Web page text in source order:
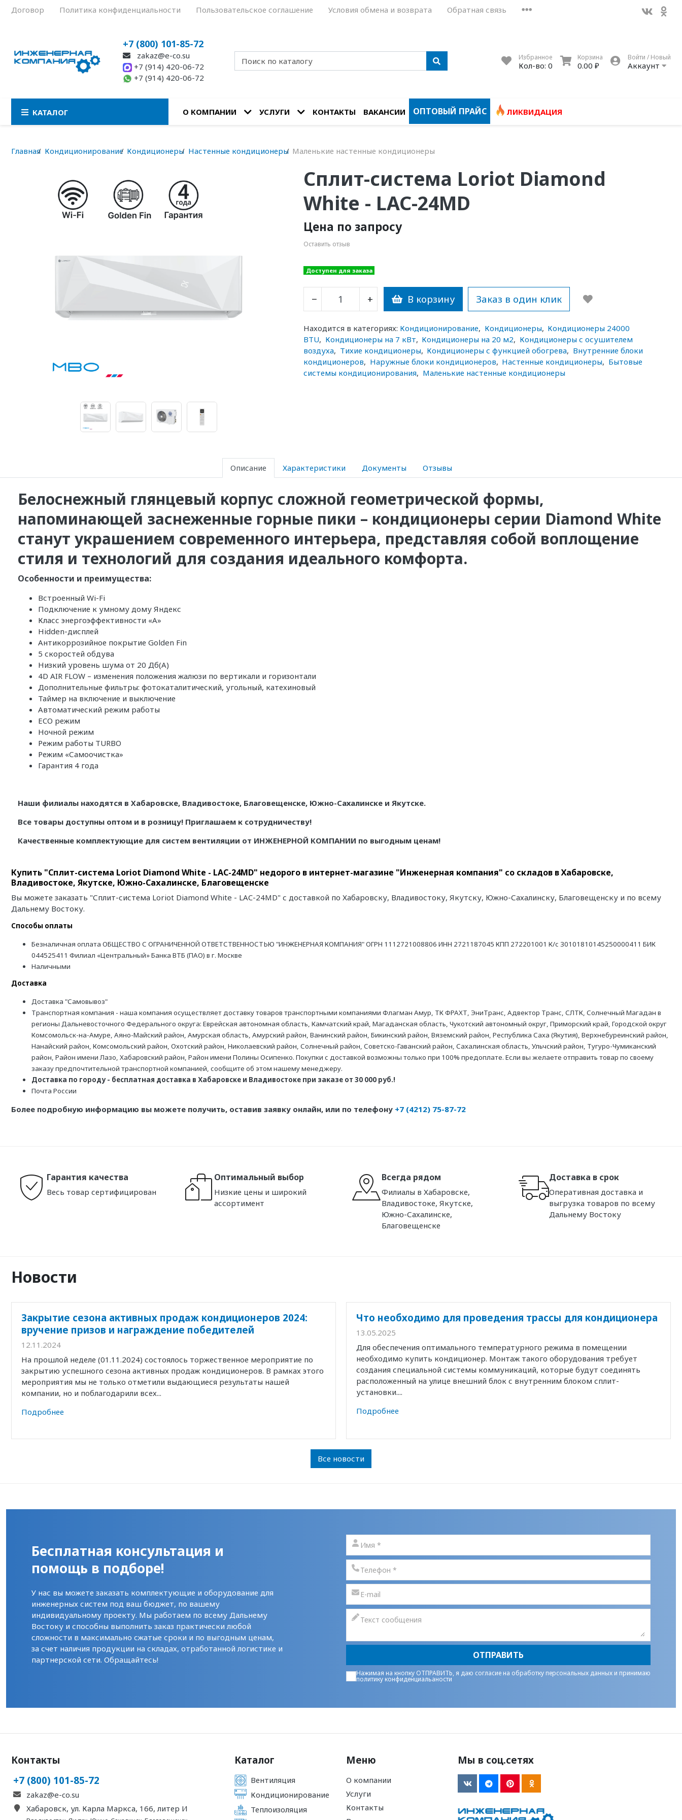
Договор Политика конфиденциальности Пользовательское соглашение Условия обмена и возврата Обратная связь
+7 (800) 101-85-72
zakaz@e-co.su
+7 (914) 420-06-72
+7 (914) 420-06-72
Избранное
Кол-во: 0
Корзина
0.00 ₽
Войти / Новый
Аккаунт
КАТАЛОГ О КОМПАНИИ УСЛУГИ КОНТАКТЫ ВАКАНСИИ ОПТОВЫЙ ПРАЙС ЛИКВИДАЦИЯ
Главная Кондиционирование Кондиционеры Настенные кондиционеры Маленькие настенные кондиционеры
Сплит-система Loriot Diamond
White - LAC-24MD
Цена по запросу
Оставить отзыв
Доступен для заказа
− + В корзину Заказ в один клик
Находится в категориях: Кондиционирование, Кондиционеры, Кондиционеры 24000
BTU, Кондиционеры на 7 кВт, Кондиционеры на 20 м2, Кондиционеры с осушителем
воздуха, Тихие кондиционеры, Кондиционеры с функцией обогрева, Внутренние блоки
кондиционеров, Наружные блоки кондиционеров, Настенные кондиционеры, Бытовые
системы кондиционирования, Маленькие настенные кондиционеры
Описание Характеристики Документы Отзывы
Белоснежный глянцевый корпус сложной геометрической формы,
напоминающей заснеженные горные пики – кондиционеры серии Diamond White
станут украшением современного интерьера, представляя собой воплощение
стиля и технологий для создания идеального комфорта.
Особенности и преимущества:
Встроенный Wi-Fi
Подключение к умному дому Яндекс
Класс энергоэффективности «А»
Hidden-дисплей
Антикоррозийное покрытие Golden Fin
5 скоростей обдува
Низкий уровень шума от 20 Дб(А)
4D AIR FLOW – изменения положения жалюзи по вертикали и горизонтали
Дополнительные фильтры: фотокаталитический, угольный, катехиновый
Таймер на включение и выключение
Автоматический режим работы
ECO режим
Ночной режим
Режим работы TURBO
Режим «Самоочистка»
Гарантия 4 года
Наши филиалы находятся в Хабаровске, Владивостоке, Благовещенске, Южно-Сахалинске и Якутске.
Все товары доступны оптом и в розницу! Приглашаем к сотрудничеству!
Качественные комплектующие для систем вентиляции от ИНЖЕНЕРНОЙ КОМПАНИИ по выгодным ценам!
Купить "Сплит-система Loriot Diamond White - LAC-24MD" недорого в интернет-магазине "Инженерная компания" со складов в Хабаровске,
Владивостоке, Якутске, Южно-Сахалинске, Благовещенске
Вы можете заказать "Сплит-система Loriot Diamond White - LAC-24MD" с доставкой по Хабаровску, Владивостоку, Якутску, Южно-Сахалинску, Благовещенску и по всему
Дальнему Востоку.
Способы оплаты
Безналичная оплата ОБЩЕСТВО С ОГРАНИЧЕННОЙ ОТВЕТСТВЕННОСТЬЮ "ИНЖЕНЕРНАЯ КОМПАНИЯ" ОГРН 1112721008806 ИНН 2721187045 КПП 272201001 К/с 30101810145250000411 БИК
044525411 Филиал «Центральный» Банка ВТБ (ПАО) в г. Москве
Наличными
Доставка
Доставка "Самовывоз"
Транспортная компания - наша компания осуществляет доставку товаров транспортными компаниями Флагман Амур, ТК ФРАХТ, ЭниТранс, Адвектор Транс, СЛТК, Солнечный Магадан в
регионы Дальневосточного Федерального округа: Еврейская автономная область, Камчатский край, Магаданская область, Чукотский автономный округ, Приморский край, Городской округ
Комсомольск-на-Амуре, Аяно-Майский район, Амурская область, Амурский район, Ванинский район, Бикинский район, Вяземский район, Республика Саха (Якутия), Верхнебуреинский район,
Нанайский район, Комсомольский район, Охотский район, Николаевский район, Солнечный район, Советско-Гаванский район, Сахалинская область, Ульчский район, Тугуро-Чумиканский
район, Район имени Лазо, Хабаровский район, Район имени Полины Осипенко. Покупки с доставкой возможны только при 100% предоплате. Если вы желаете отправить товар по своему
заказу предпочтительной транспортной компанией, сообщите об этом нашему менеджеру.
Доставка по городу - бесплатная доставка в Хабаровске и Владивостоке при заказе от 30 000 руб.!
Почта России
Более подробную информацию вы можете получить, оставив заявку онлайн, или по телефону +7 (4212) 75-87-72
Гарантия качества
Весь товар сертифицирован
Оптимальный выбор
Низкие цены и широкий
ассортимент
Всегда рядом
Филиалы в Хабаровске,
Владивостоке, Якутске,
Южно-Сахалинске,
Благовещенске
Доставка в срок
Оперативная доставка и
выгрузка товаров по всему
Дальнему Востоку
Новости
Закрытие сезона активных продаж кондиционеров 2024:
вручение призов и награждение победителей
12.11.2024
На прошлой неделе (01.11.2024) состоялось торжественное мероприятие по
закрытию успешного сезона активных продаж кондиционеров. В рамках этого
мероприятия мы не только отметили выдающиеся результаты нашей
компании, но и поблагодарили всех...
Подробнее
Что необходимо для проведения трассы для кондиционера
13.05.2025
Для обеспечения оптимального температурного режима в помещении
необходимо купить кондиционер. Монтаж такого оборудования требует
создания специальной системы коммуникаций, которые будут соединять
расположенный на улице внешний блок с внутренним блоком сплит-
установки....
Подробнее
Все новости
Бесплатная консультация и
помощь в подборе!
У нас вы можете заказать комплектующие и оборудование для
инженерных систем под ваш бюджет, по вашему
индивидуальному проекту. Мы работаем по всему Дальнему
Востоку и способны выполнить заказ практически любой
сложности в максимально сжатые сроки и по выгодным ценам,
за счет наличия продукции на складах, отработанной логистике и
партнерской сети. Обращайтесь!
ОТПРАВИТЬ
Нажимая на кнопку ОТПРАВИТЬ, я даю согласие на обработку персональных данных и принимаю
политику конфиденциальаности
Контакты
+7 (800) 101-85-72
zakaz@e-co.su
Хабаровск, ул. Карла Маркса, 166, литер И
Каталог
Вентиляция
Кондиционирование
Теплоизоляция
Меню
О компании
Услуги
Контакты
Мы в соц.сетях